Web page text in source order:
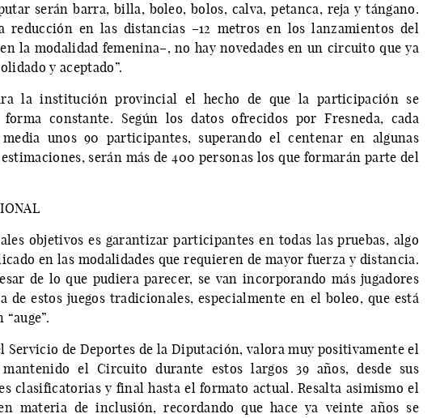
serán barra, billa, boleo, bolos, calva, petanca, reja y tángano.
reducción en las distancias –12 metros en los lanzamientos del
la modalidad femenina–, no hay novedades en un circuito que ya
y aceptado”.
la institución provincial el hecho de que la participación se
constante. Según los datos ofrecidos por Fresneda, cada
unos 90 participantes, superando el centenar en algunas
serán más de 400 personas los que formarán parte del
objetivos es garantizar participantes en todas las pruebas, algo
en las modalidades que requieren de mayor fuerza y distancia.
de lo que pudiera parecer, se van incorporando más jugadores
de estos juegos tradicionales, especialmente en el boleo, que está
Servicio de Deportes de la Diputación, valora muy positivamente el
el Circuito durante estos largos 39 años, desde sus
clasificatorias y final hasta el formato actual. Resalta asimismo el
materia de inclusión, recordando que hace ya veinte años se